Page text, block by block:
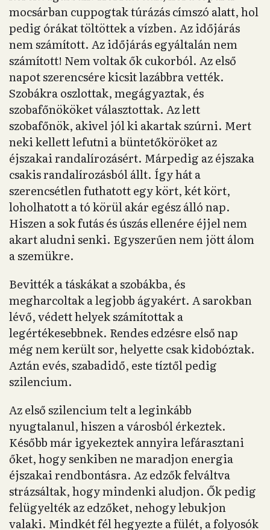
mocsárban cuppogtak túrázás címszó alatt, hol
pedig órákat töltöttek a vízben. Az időjárás
nem számított. Az időjárás egyáltalán nem
számított! Nem voltak ők cukorból. Az első
napot szerencsére kicsit lazábbra vették.
Szobákra oszlottak, megágyaztak, és
szobafőnököket választottak. Az lett
szobafőnök, akivel jól ki akartak szúrni. Mert
neki kellett lefutni a büntetőköröket az
éjszakai randalírozásért. Márpedig az éjszaka
csakis randalírozásból állt. Így hát a
szerencsétlen futhatott egy kört, két kört,
loholhatott a tó körül akár egész álló nap.
Hiszen a sok futás és úszás ellenére éjjel nem
akart aludni senki. Egyszerűen nem jött álom
a szemükre.
Bevitték a táskákat a szobákba, és
megharcoltak a legjobb ágyakért. A sarokban
lévő, védett helyek számítottak a
legértékesebbnek. Rendes edzésre első nap
még nem került sor, helyette csak kidobóztak.
Aztán evés, szabadidő, este tíztől pedig
szilencium.
Az első szilencium telt a leginkább
nyugtalanul, hiszen a városból érkeztek.
Később már igyekeztek annyira lefárasztani
őket, hogy senkiben ne maradjon energia
éjszakai rendbontásra. Az edzők felváltva
strázsáltak, hogy mindenki aludjon. Ők pedig
felügyelték az edzőket, nehogy lebukjon
valaki. Mindkét fél hegyezte a fülét, a folyosók